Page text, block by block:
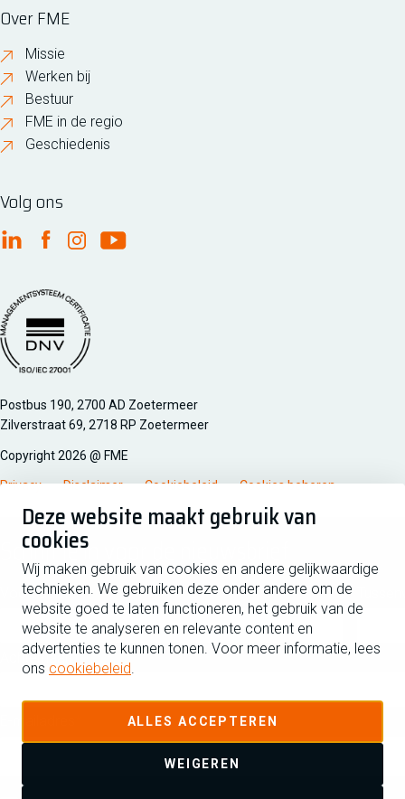
Deze website maakt gebruik van
cookies
Wij maken gebruik van cookies en andere gelijkwaardige
technieken. We gebruiken deze onder andere om de
website goed te laten functioneren, het gebruik van de
website te analyseren en relevante content en
advertenties te kunnen tonen. Voor meer informatie, lees
ons cookiebeleid.
ALLES ACCEPTEREN
WEIGEREN
Over FME
Missie
Werken bij
Bestuur
FME in de regio
Geschiedenis
Volg ons
FME Linkedin
FME Facebook
FME Instagram
FME Youtube
Managementsyteem certificatie DNV iso/iec 27001
Postbus 190, 2700 AD Zoetermeer
Zilverstraat 69, 2718 RP Zoetermeer
Copyright 2026 @ FME
Privacy Disclaimer Cookiebeleid Cookies beheren
Schrijf je in voor de nieuwsbrief
Voornaam
Achternaam